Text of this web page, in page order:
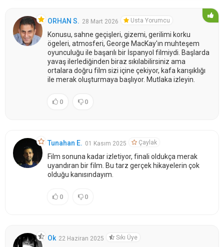
ORHAN S. 28 Mart 2026 Usta Yorumcu
Konusu, sahne geçişleri, gizemi, gerilimi korku
ögeleri, atmosferi, George MacKay'ın muhteşem
oyunculuğu ile başarılı bir İspanyol filmiydi. Başlarda
yavaş ilerlediğinden biraz sıkılabilirsiniz ama
ortalara doğru film sizi içine çekiyor, kafa karışıklığı
ile merak oluşturmaya başlıyor. Mutlaka izleyin.
0 0
Tunahan E. 01 Kasım 2025 Çaylak
Film sonuna kadar izletiyor, finali oldukça merak
uyandıran bir film. Bu tarz gerçek hikayelerin çok
olduğu kanısındayım.
0 0
Ok 22 Haziran 2025 Sıkı Üye